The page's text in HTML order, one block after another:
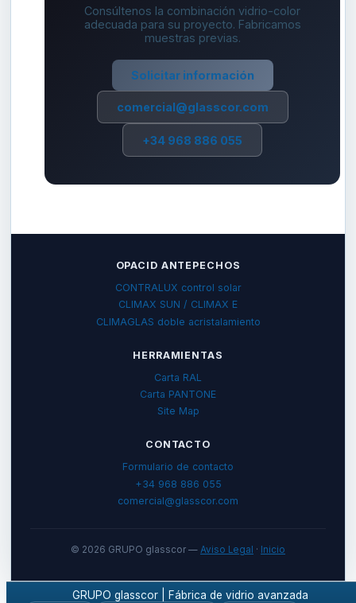
Consúltenos la combinación vidrio-color
adecuada para su proyecto. Fabricamos
muestras previas.
Solicitar información
comercial@glasscor.com
+34 968 886 055
OPACID ANTEPECHOS
CONTRALUX control solar
CLIMAX SUN / CLIMAX E
CLIMAGLAS doble acristalamiento
HERRAMIENTAS
Carta RAL
Carta PANTONE
Site Map
CONTACTO
Formulario de contacto
+34 968 886 055
comercial@glasscor.com
© 2026 GRUPO glasscor — Aviso Legal · Inicio
GRUPO glasscor | Fábrica de vidrio avanzada